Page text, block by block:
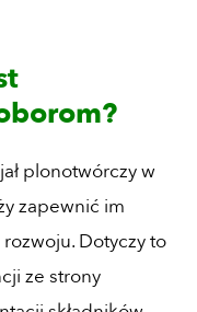
plonotwórczy w
zapewnić im
Dotyczy to
ze strony